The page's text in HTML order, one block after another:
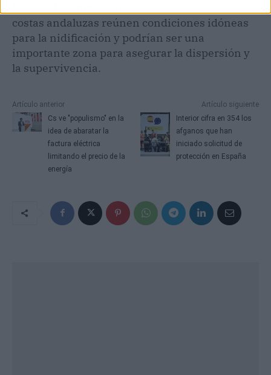
costas andaluzas reúnen condiciones idóneas
para la nidificación y podrían ser una
importante zona para asegurar la dispersión y
la supervivencia.
Artículo anterior
Cs ve "populismo" en la
idea de abaratar la
factura eléctrica
limitando el precio de la
energía
Artículo siguiente
Interior cifra en 354 los
afganos que han
iniciado solicitud de
protección en España